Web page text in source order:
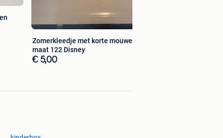
Zomerkleedje met korte mouwen
maat 122 Disney
€ 5,00